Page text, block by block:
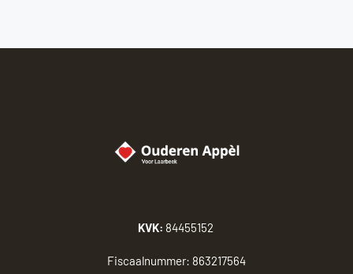
KVK: 84455152
Fiscaalnummer: 863217564